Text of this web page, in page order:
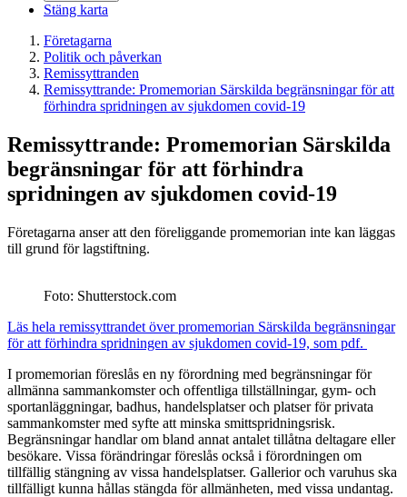
Stäng karta
Företagarna
Politik och påverkan
Remissyttranden
Remissyttrande: Promemorian Särskilda begränsningar för att
förhindra spridningen av sjukdomen covid-19
Remissyttrande: Promemorian Särskilda
begränsningar för att förhindra
spridningen av sjukdomen covid-19
Företagarna anser att den föreliggande promemorian inte kan läggas
till grund för lagstiftning.
Foto: Shutterstock.com
Läs hela remissyttrandet över promemorian Särskilda begränsningar
för att förhindra spridningen av sjukdomen covid-19, som pdf.
I promemorian föreslås en ny förordning med begränsningar för
allmänna sammankomster och offentliga tillställningar, gym- och
sportanläggningar, badhus, handelsplatser och platser för privata
sammankomster med syfte att minska smittspridningsrisk.
Begränsningar handlar om bland annat antalet tillåtna deltagare eller
besökare. Vissa förändringar föreslås också i förordningen om
tillfällig stängning av vissa handelsplatser. Gallerior och varuhus ska
tillfälligt kunna hållas stängda för allmänheten, med vissa undantag.